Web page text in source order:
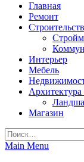
vgasa.ru
Строительный
Главная
Ремонт
Интерьер
Мебель
Архитектура
Магазин
Найти:
Main Menu